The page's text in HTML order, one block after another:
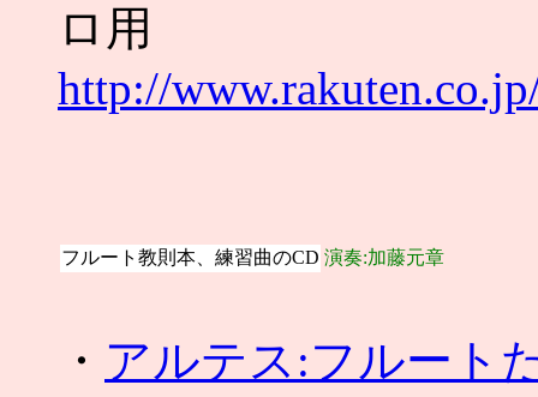
ロ用
http://
フルート教則本、練習曲のCD 演奏:加藤元章
・ アルテス:フルート